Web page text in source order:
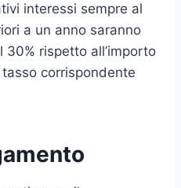
interessi sempre al
a un anno saranno
rispetto all’importo
corrispondente